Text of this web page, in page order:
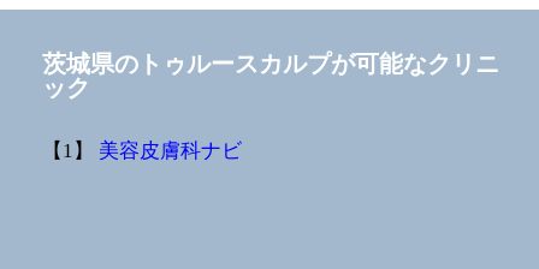
茨城県のトゥルースカルプが可能なクリニ
ック
【1】 美容皮膚科ナビ